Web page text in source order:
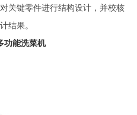
关键零件进行结构设计，并校核
结果。
功能洗菜机